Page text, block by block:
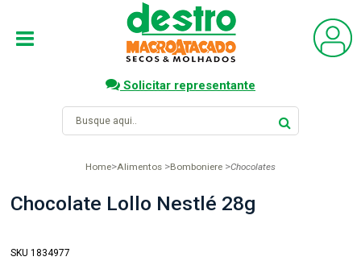
Solicitar representante
Home Alimentos Bomboniere Chocolates
Chocolate Lollo Nestlé 28g
SKU 1834977